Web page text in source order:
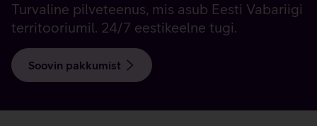
Turvaline pilveteenus, mis asub Eesti Vabariigi
territooriumil. 24/7 eestikeelne tugi.
Soovin pakkumist